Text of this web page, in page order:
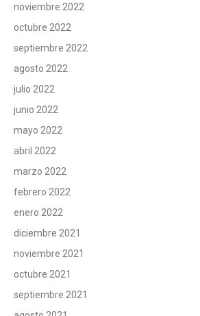
noviembre 2022
octubre 2022
septiembre 2022
agosto 2022
julio 2022
junio 2022
mayo 2022
abril 2022
marzo 2022
febrero 2022
enero 2022
diciembre 2021
noviembre 2021
octubre 2021
septiembre 2021